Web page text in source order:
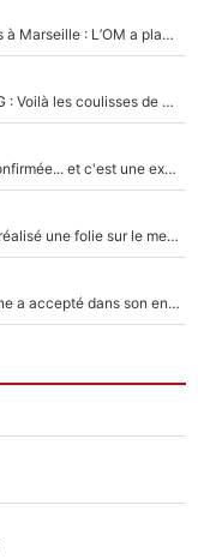
La crise financière continue de faire des ravages à Marseille : L’OM a placé 12 joueurs sur le marché des transferts… et ça pourrait lui rapporter près de 100M€ !
Maghnes Akliouche raconte sa signature au PSG : Voilà les coulisses de son transfert de rêve à 50M€
La signature du grand rival de Paul Seixas est confirmée... et c'est une excellente nouvelle pour l'équipe Decathlon-CMA CGM !
250M€ pour signer une star : Le PSG avait déjà réalisé une folie sur le mercato bien avant Neymar !
Voilà le seul homme politique que Zinedine Zidane a accepté dans son entourage : «Je garde un très bon souvenir de lui»